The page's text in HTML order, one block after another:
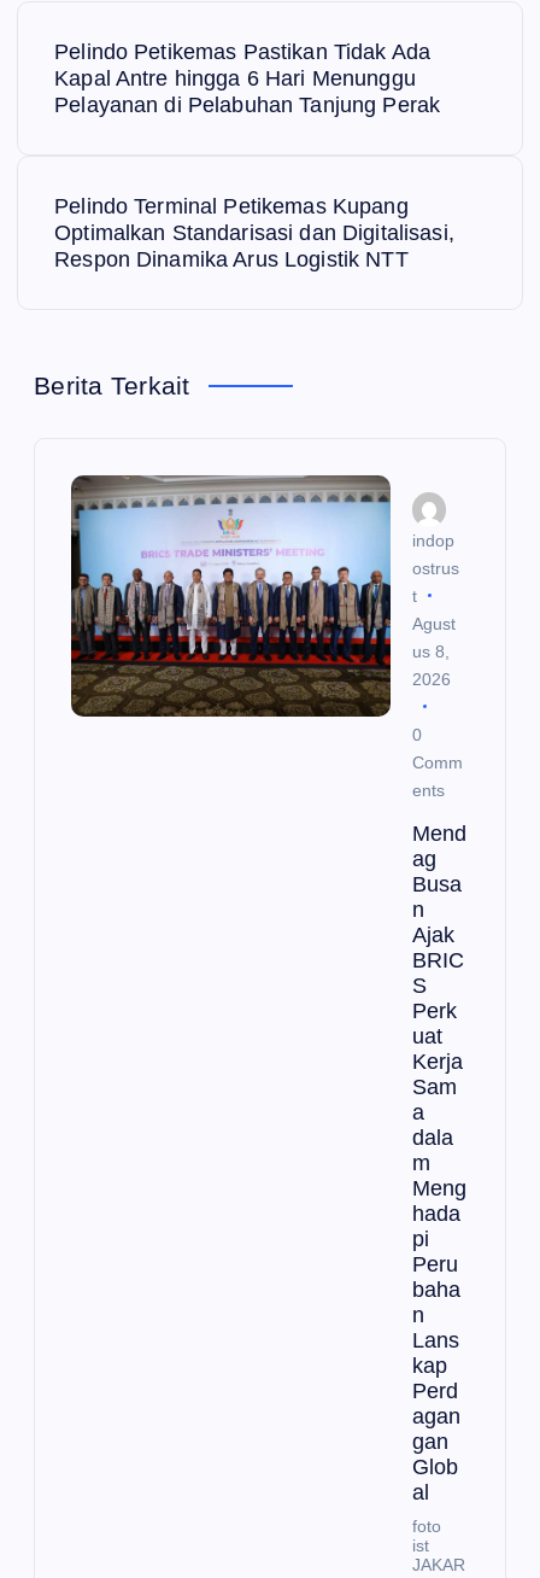
s
Pelindo Petikemas Pastikan Tidak Ada
Kapal Antre hingga 6 Hari Menunggu
Pelayanan di Pelabuhan Tanjung Perak
Pelindo Terminal Petikemas Kupang
Optimalkan Standarisasi dan Digitalisasi,
Respon Dinamika Arus Logistik NTT
Berita Terkait
indop
ostrus
t
Agust
us 8,
2026
0
Comm
ents
Mend
ag
Busa
n
Ajak
BRIC
S
Perk
uat
Kerja
Sam
a
dala
m
Meng
hada
pi
Peru
baha
n
Lans
kap
Perd
agan
gan
Glob
al
foto
ist
JAKAR